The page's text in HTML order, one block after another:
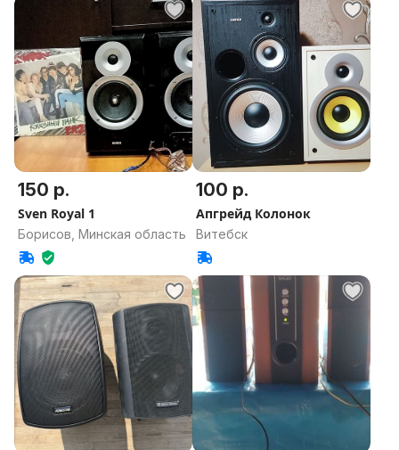
150 р.
Sven Royal 1
Борисов, Минская область
100 р.
Апгрейд Колонок
Витебск